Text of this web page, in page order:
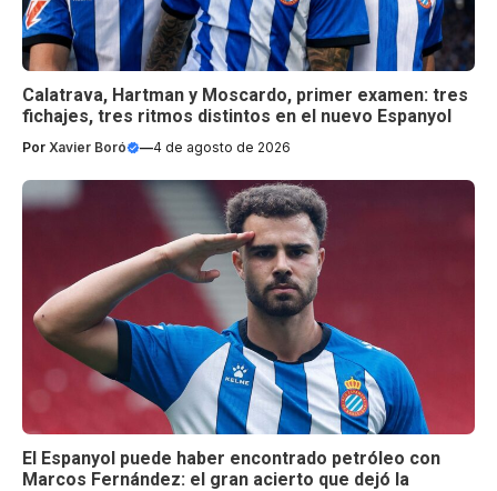
Calatrava, Hartman y Moscardo, primer examen: tres
fichajes, tres ritmos distintos en el nuevo Espanyol
Por Xavier Boró —4 de agosto de 2026
El Espanyol puede haber encontrado petróleo con
Marcos Fernández: el gran acierto que dejó la